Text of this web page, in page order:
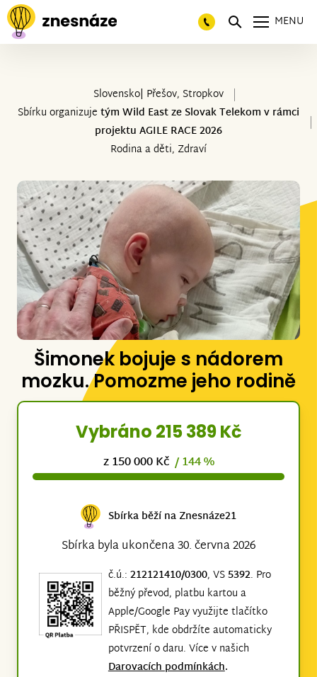
MENU
Slovensko| Přešov, Stropkov
Sbírku organizuje tým Wild East ze Slovak Telekom v rámci
projektu AGILE RACE 2026
Rodina a děti, Zdraví
Šimonek bojuje s nádorem
mozku. Pomozme jeho rodině
Vybráno 215 389 Kč
z 150 000 Kč / 144 %
Sbírka běží na Znesnáze21
Sbírka byla ukončena 30. června 2026
č.ú.: 212121410/0300, VS5392. Pro
běžný převod, platbu kartou a
Apple/Google Pay využijte tlačítko
PŘISPĚT, kde obdržíte automaticky
potvrzení o daru. Více v našich
Darovacích podmínkách.